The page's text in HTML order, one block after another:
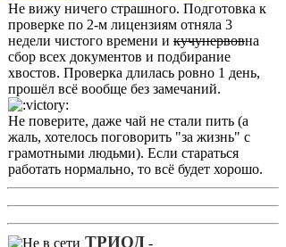
Не вижу ничего страшного. Подготовка к
проверке по 2-м лицензиям отняла 3
недели чистого времени и кучунервовна
сбор всех документов и подбирание
хвостов. Проверка длилась ровно 1 день,
прошёл всё вообще без замечаний.
Не поверите, даже чай не стали пить (а
жаль, хотелось поговорить "за жизнь" с
грамотными людьми). Если стараться
работать нормально, то всё будет хорошо.
ТРИОД -